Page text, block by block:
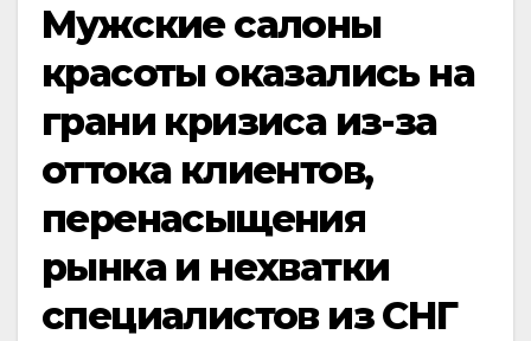
Мужские салоны
красоты оказались на
грани кризиса из-за
оттока клиентов,
перенасыщения
рынка и нехватки
специалистов из СНГ